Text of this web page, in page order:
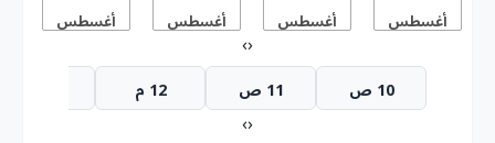
أغسطس أغسطس أغسطس أغسطس
‹
›
10 ص 11 ص 12 م
‹
›